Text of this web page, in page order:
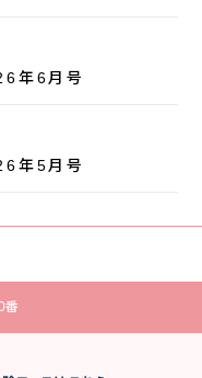
年6月号
年5月号
番